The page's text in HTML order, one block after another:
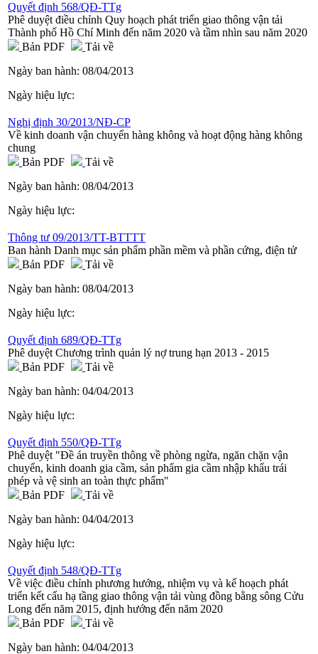
Quyết định 568/QĐ-TTg
Phê duyệt điều chỉnh Quy hoạch phát triển giao thông vận tải
Thành phố Hồ Chí Minh đến năm 2020 và tầm nhìn sau năm 2020
Bản PDF
Tải về
Ngày ban hành: 08/04/2013
Ngày hiệu lực:
Nghị định 30/2013/NĐ-CP
Về kinh doanh vận chuyển hàng không và hoạt động hàng không
chung
Bản PDF
Tải về
Ngày ban hành: 08/04/2013
Ngày hiệu lực:
Thông tư 09/2013/TT-BTTTT
Ban hành Danh mục sản phẩm phần mềm và phần cứng, điện tử
Bản PDF
Tải về
Ngày ban hành: 08/04/2013
Ngày hiệu lực:
Quyết định 689/QĐ-TTg
Phê duyệt Chương trình quản lý nợ trung hạn 2013 - 2015
Bản PDF
Tải về
Ngày ban hành: 04/04/2013
Ngày hiệu lực:
Quyết định 550/QĐ-TTg
Phê duyệt "Đề án truyền thông về phòng ngừa, ngăn chặn vận
chuyển, kinh doanh gia cầm, sản phẩm gia cầm nhập khẩu trái
phép và vệ sinh an toàn thực phẩm"
Bản PDF
Tải về
Ngày ban hành: 04/04/2013
Ngày hiệu lực:
Quyết định 548/QĐ-TTg
Về việc điều chỉnh phương hướng, nhiệm vụ và kế hoạch phát
triển kết cấu hạ tầng giao thông vận tải vùng đồng bằng sông Cửu
Long đến năm 2015, định hướng đến năm 2020
Bản PDF
Tải về
Ngày ban hành: 04/04/2013